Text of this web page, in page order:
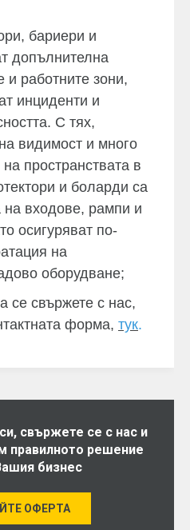
бариери и
допълнителна
и работните зони,
инциденти и
С тях,
видимост и много
пространствата в
и боларди са
входове, рампи и
осигуряват по-
на
оборудване;
се свържете с нас,
форма, тук.
свържете се с нас и
правилното решение
бизнес
ОФЕРТА